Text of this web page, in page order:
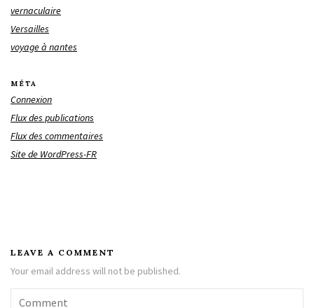
vernaculaire
Versailles
voyage à nantes
MÉTA
Connexion
Flux des publications
Flux des commentaires
Site de WordPress-FR
LEAVE A COMMENT
Your email address will not be published.